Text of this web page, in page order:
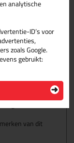
universele
kleur Bruin is te
duurzame en
Perfect als je een
vandaag
in huis.
van dit
analytische
ID’s voor
zoals Google.
gebruikt: